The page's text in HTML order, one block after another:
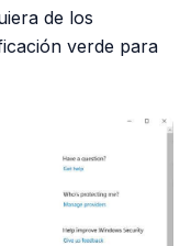
de los
verde para